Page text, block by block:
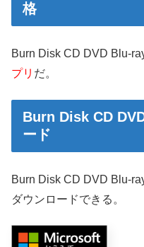
格
Burn Disk CD DVD Blu-
プリ だ。
Burn Disk CD
ード
Burn Disk CD DVD Blu-
ダウンロードできる。